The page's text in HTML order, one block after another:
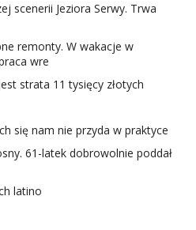
scenerii Jeziora Serwy. Trwa
remonty. W wakacje w
wre
strata 11 tysięcy złotych
się nam nie przyda w praktyce
61-latek dobrowolnie poddał
latino